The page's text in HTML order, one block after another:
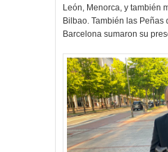
León, Menorca, y también
Bilbao. También las Peñas
Barcelona sumaron su